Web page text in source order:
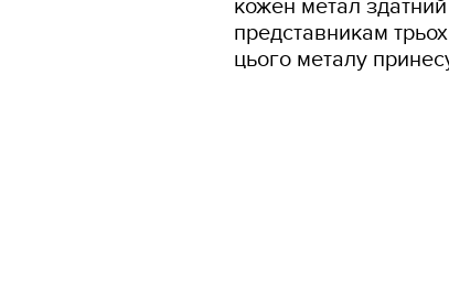
кожен метал
представникам
цього металу